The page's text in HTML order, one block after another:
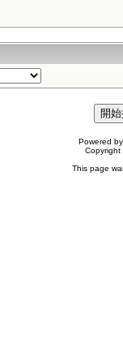
Powered
This page